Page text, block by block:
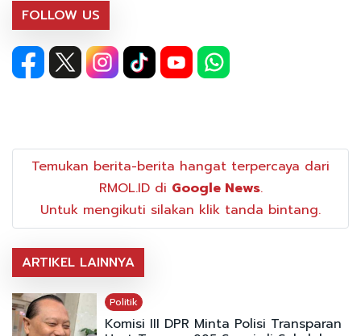
FOLLOW US
Temukan berita-berita hangat terpercaya dari
RMOL.ID di Google News.
Untuk mengikuti silakan klik tanda bintang.
ARTIKEL LAINNYA
Politik
Komisi III DPR Minta Polisi Transparan